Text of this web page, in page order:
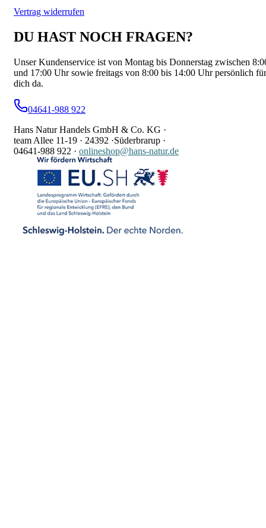
Vertrag widerrufen
DU HAST NOCH FRAGEN?
Unser Kundenservice ist von Montag bis Donnerstag zwischen
und 17:00 Uhr sowie freitags von 8:00 bis 14:00 Uhr persönlich für
dich da.
04641-988 922
Hans Natur Handels GmbH & Co. KG ·
team Allee 11-19 · 24392 ·Süderbrarup ·
04641-988 922 · onlineshop@hans-natur.de